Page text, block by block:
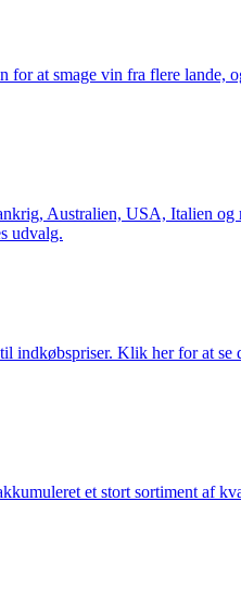
at smage vin fra flere
Australien, USA, Italien
udvalg.
indkøbspriser. Klik her for at se
et stort sortiment af